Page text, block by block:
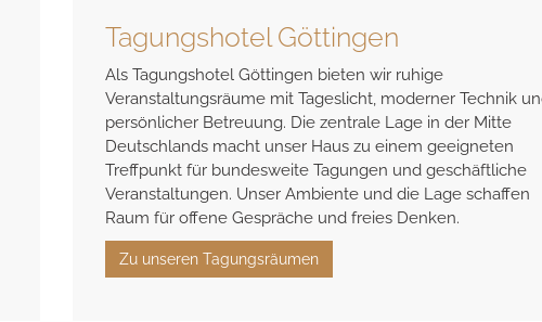
Tagungshotel Göttingen
Als Tagungshotel Göttingen bieten wir ruhige
Veranstaltungsräume mit Tageslicht, moderner Technik und
persönlicher Betreuung. Die zentrale Lage in der Mitte
Deutschlands macht unser Haus zu einem geeigneten
Treffpunkt für bundesweite Tagungen und geschäftliche
Veranstaltungen. Unser Ambiente und die Lage schaffen
Raum für offene Gespräche und freies Denken.